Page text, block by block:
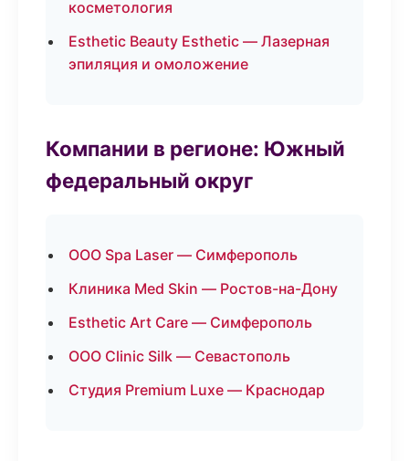
косметология
Esthetic Beauty Esthetic — Лазерная
эпиляция и омоложение
Компании в регионе: Южный
федеральный округ
ООО Spa Laser — Симферополь
Клиника Med Skin — Ростов-на-Дону
Esthetic Art Care — Симферополь
ООО Clinic Silk — Севастополь
Студия Premium Luxe — Краснодар